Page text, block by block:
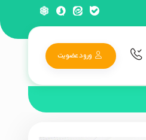
ورود عضویت